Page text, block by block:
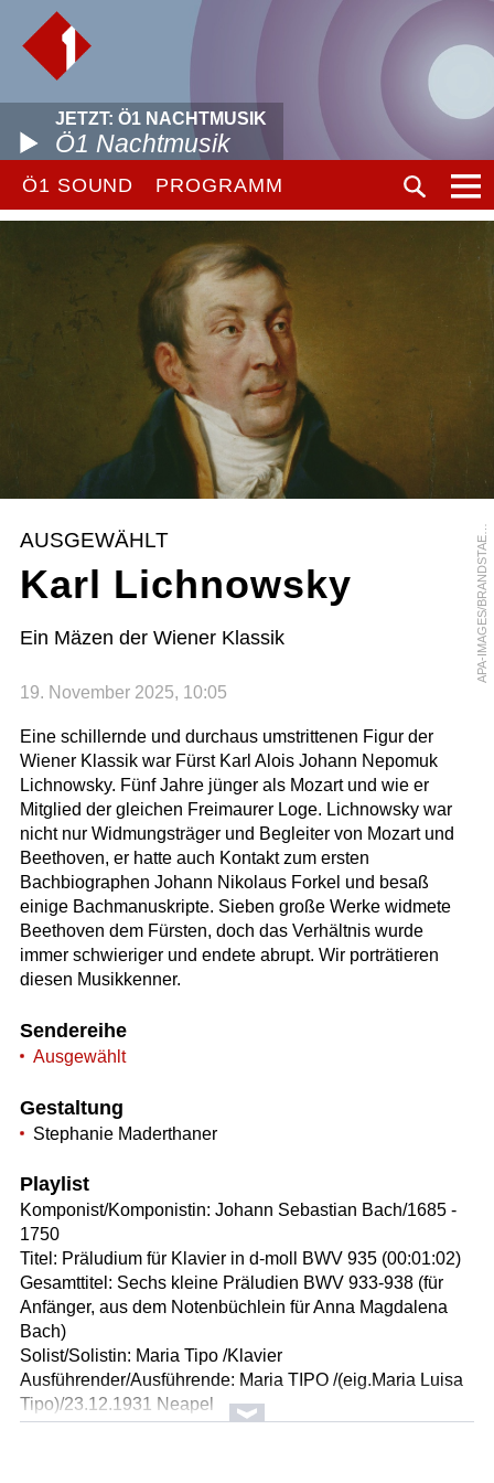
JETZT: Ö1 NACHTMUSIK
Ö1 Nachtmusik
Ö1 SOUND PROGRAMM
A
P
A
-
I
M
A
G
E
S
/
B
R
A
N
D
S
T
A
E
T
T
E
R
I
M
A
G
E
S
/
A
U
S
T
R
I
A
N
A
R
C
H
I
V
E
S
AUSGEWÄHLT
Karl Lichnowsky
Ein Mäzen der Wiener Klassik
19. November 2025, 10:05
Eine schillernde und durchaus umstrittenen Figur der
Wiener Klassik war Fürst Karl Alois Johann Nepomuk
Lichnowsky. Fünf Jahre jünger als Mozart und wie er
Mitglied der gleichen Freimaurer Loge. Lichnowsky war
nicht nur Widmungsträger und Begleiter von Mozart und
Beethoven, er hatte auch Kontakt zum ersten
Bachbiographen Johann Nikolaus Forkel und besaß
einige Bachmanuskripte. Sieben große Werke widmete
Beethoven dem Fürsten, doch das Verhältnis wurde
immer schwieriger und endete abrupt. Wir porträtieren
diesen Musikkenner.
Sendereihe
Ausgewählt
Gestaltung
Stephanie Maderthaner
Playlist
Komponist/Komponistin: Johann Sebastian Bach/1685 -
1750
Titel: Präludium für Klavier in d-moll BWV 935 (00:01:02)
Gesamttitel: Sechs kleine Präludien BWV 933-938 (für
Anfänger, aus dem Notenbüchlein für Anna Magdalena
Bach)
Solist/Solistin: Maria Tipo /Klavier
Ausführender/Ausführende: Maria TIPO /(eig.Maria Luisa
Tipo)/23.12.1931 Neapel
Länge: 01:05 min